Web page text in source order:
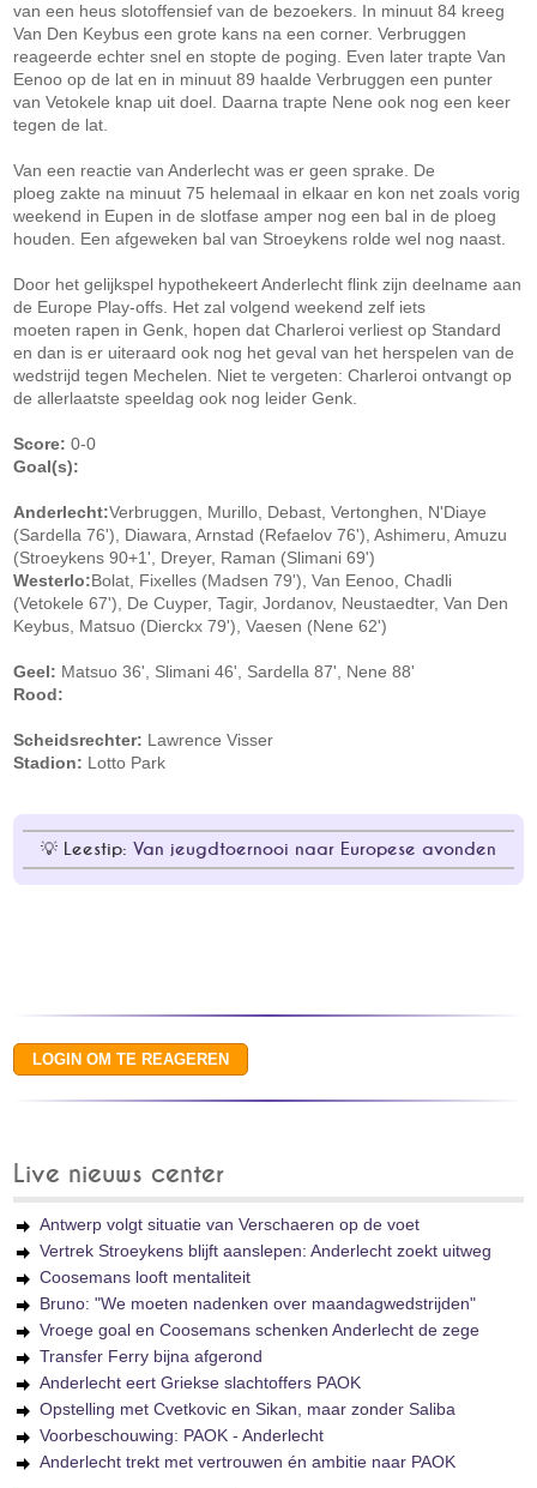
van een heus slotoffensief van de bezoekers. In minuut 84 kreeg
Van Den Keybus een grote kans na een corner. Verbruggen
reageerde echter snel en stopte de poging. Even later trapte Van
Eenoo op de lat en in minuut 89 haalde Verbruggen een punter
van Vetokele knap uit doel. Daarna trapte Nene ook nog een keer
tegen de lat.
Van een reactie van Anderlecht was er geen sprake. De
ploeg zakte na minuut 75 helemaal in elkaar en kon net zoals vorig
weekend in Eupen in de slotfase amper nog een bal in de ploeg
houden. Een afgeweken bal van Stroeykens rolde wel nog naast.
Door het gelijkspel hypothekeert Anderlecht flink zijn deelname aan
de Europe Play-offs. Het zal volgend weekend zelf iets
moeten rapen in Genk, hopen dat Charleroi verliest op Standard
en dan is er uiteraard ook nog het geval van het herspelen van de
wedstrijd tegen Mechelen. Niet te vergeten: Charleroi ontvangt op
de allerlaatste speeldag ook nog leider Genk.
Score: 0-0
Goal(s):
Anderlecht:Verbruggen, Murillo, Debast, Vertonghen, N'Diaye
(Sardella 76'), Diawara, Arnstad (Refaelov 76'), Ashimeru, Amuzu
(Stroeykens 90+1', Dreyer, Raman (Slimani 69')
Westerlo:Bolat, Fixelles (Madsen 79'), Van Eenoo, Chadli
(Vetokele 67'), De Cuyper, Tagir, Jordanov, Neustaedter, Van Den
Keybus, Matsuo (Dierckx 79'), Vaesen (Nene 62')
Geel: Matsuo 36', Slimani 46', Sardella 87', Nene 88'
Rood:
Scheidsrechter: Lawrence Visser
Stadion: Lotto Park
Leestip: Van jeugdtoernooi naar Europese avonden
Live nieuws center
Antwerp volgt situatie van Verschaeren op de voet
Vertrek Stroeykens blijft aanslepen: Anderlecht zoekt uitweg
Coosemans looft mentaliteit
Bruno: "We moeten nadenken over maandagwedstrijden"
Vroege goal en Coosemans schenken Anderlecht de zege
Transfer Ferry bijna afgerond
Anderlecht eert Griekse slachtoffers PAOK
Opstelling met Cvetkovic en Sikan, maar zonder Saliba
Voorbeschouwing: PAOK - Anderlecht
Anderlecht trekt met vertrouwen én ambitie naar PAOK